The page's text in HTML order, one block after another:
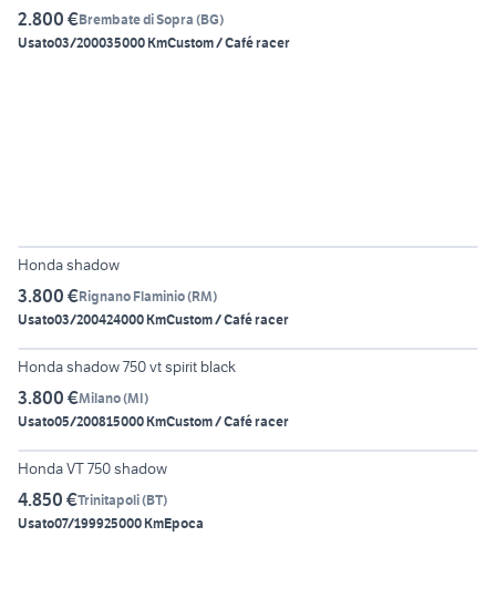
2.800 €Brembate di Sopra (BG)
Usato03/200035000 KmCustom / Café racer
Honda shadow
3.800 €Rignano Flaminio(RM)
Usato03/200424000 KmCustom / Café racer
5
Honda shadow 750 vt spirit black
3.800 €Milano(MI)
Usato05/200815000 KmCustom / Café racer
5
Honda VT 750 shadow
4.850 €Trinitapoli(BT)
Usato07/199925000 KmEpoca